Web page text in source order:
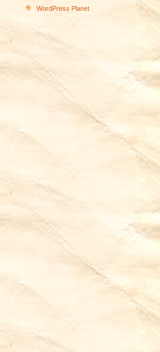
WordPress Planet